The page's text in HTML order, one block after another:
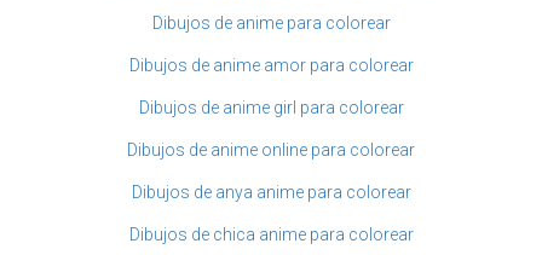
Dibujos de anime para colorear
Dibujos de anime amor para colorear
Dibujos de anime girl para colorear
Dibujos de anime online para colorear
Dibujos de anya anime para colorear
Dibujos de chica anime para colorear